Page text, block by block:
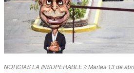
NOTICIAS LA INSUPERABLE // Martes 13 de